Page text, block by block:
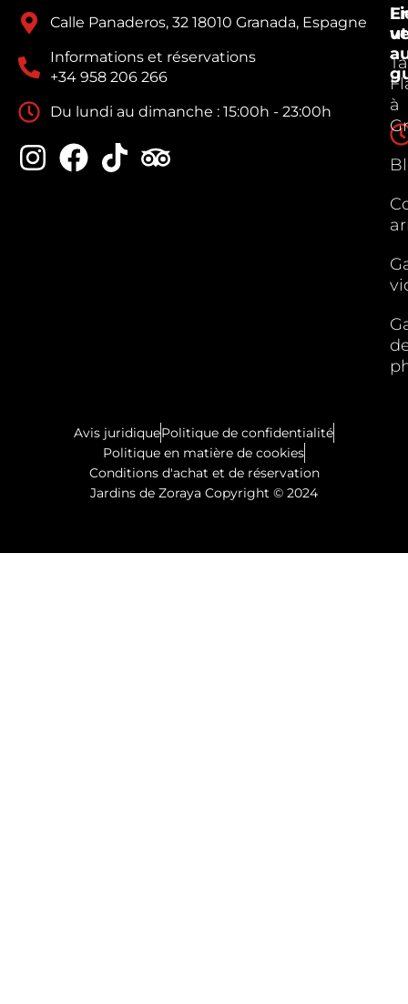
Calle Panaderos, 32 18010 Granada, Espagne
Informations et réservations
+34 958 206 266
Du lundi au dimanche : 15:00h - 23:00h
à
Avis juridiquePolitique de confidentialité
Politique en matière de cookies
Conditions d'achat et de réservation
Jardins de Zoraya Copyright © 2024